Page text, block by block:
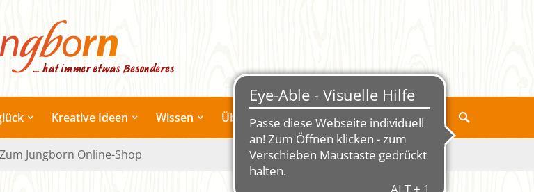
Kreative Ideen Wissen Über Jungborn
Jungborn Online-Shop